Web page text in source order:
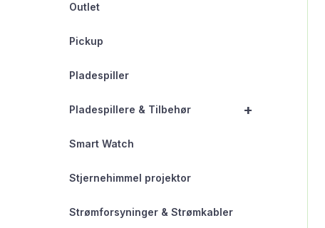
Outlet
Pickup
Pladespiller
+
Pladespillere & Tilbehør
Smart Watch
Stjernehimmel projektor
Strømforsyninger & Strømkabler